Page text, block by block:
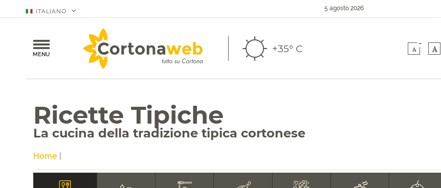
ITALIANO 5 agosto 2026
MENU +35° C A
-
A
Ricette Tipiche
La cucina della tradizione tipica cortonese
Home